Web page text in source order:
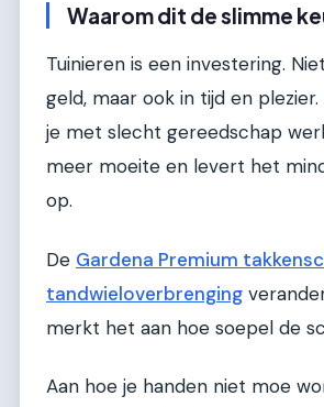
Waarom dit de slimme
Tuinieren is een investering.
geld, maar ook in tijd en
je met slecht gereedschap
meer moeite en levert het
op.
De Gardena Premium
tandwieloverbrenging
merkt het aan hoe soepel de
Aan hoe je handen niet moe